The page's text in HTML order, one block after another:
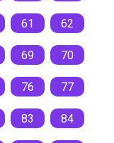
61 62
69 70
76 77
83 84